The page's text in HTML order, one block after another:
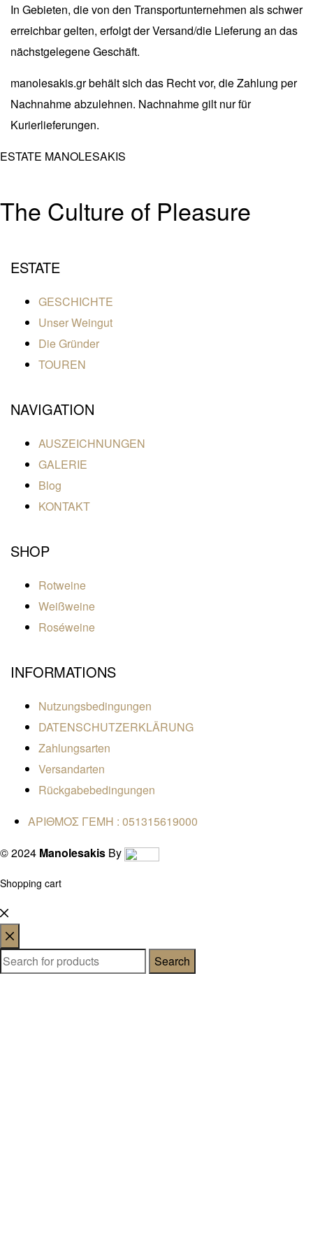
In Gebieten, die von den Transportunternehmen als schwer
erreichbar gelten, erfolgt der Versand/die Lieferung an das
nächstgelegene Geschäft.
manolesakis.gr behält sich das Recht vor, die Zahlung per
Nachnahme abzulehnen. Nachnahme gilt nur für
Kurierlieferungen.
ESTATE MANOLESAKIS
The Culture of Pleasure
ESTATE
GESCHICHTE
Unser Weingut
Die Gründer
TOUREN
NAVIGATION
AUSZEICHNUNGEN
GALERIE
Blog
KONTAKT
SHOP
Rotweine
Weißweine
Roséweine
INFORMATIONS
Nutzungsbedingungen
DATENSCHUTZERKLÄRUNG
Zahlungsarten
Versandarten
Rückgabebedingungen
ΑΡΙΘΜΟΣ ΓΕΜΗ : 051315619000
© 2024 Manolesakis By
Shopping cart
Search